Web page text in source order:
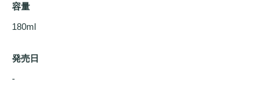
容量
180ml
発売日
-